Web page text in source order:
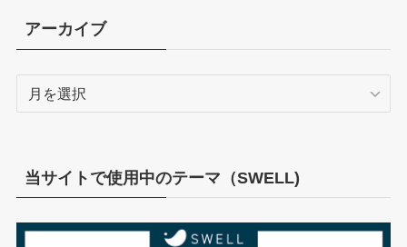
リ
ー
アーカイブ
ブ当サイトで使用中のテーマ（SWELL)